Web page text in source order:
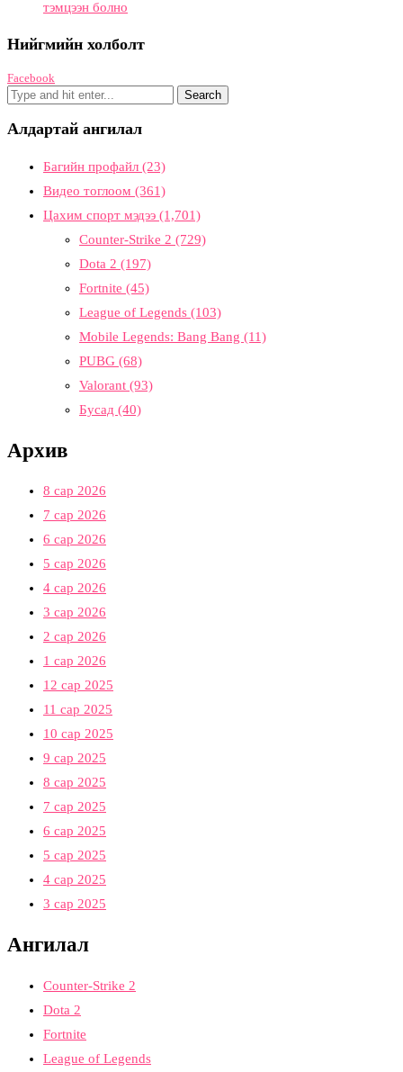
тэмцээн болно
Нийгмийн холболт
Facebook
Алдартай ангилал
Багийн профайл (23)
Видео тоглоом (361)
Цахим спорт мэдээ (1,701)
Counter-Strike 2 (729)
Dota 2 (197)
Fortnite (45)
League of Legends (103)
Mobile Legends: Bang Bang (11)
PUBG (68)
Valorant (93)
Бусад (40)
Архив
8 сар 2026
7 сар 2026
6 сар 2026
5 сар 2026
4 сар 2026
3 сар 2026
2 сар 2026
1 сар 2026
12 сар 2025
11 сар 2025
10 сар 2025
9 сар 2025
8 сар 2025
7 сар 2025
6 сар 2025
5 сар 2025
4 сар 2025
3 сар 2025
Ангилал
Counter-Strike 2
Dota 2
Fortnite
League of Legends